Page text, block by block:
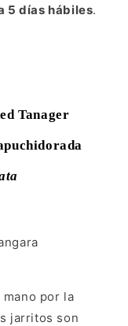
5 días hábiles.
Tanager
por la
jarritos son